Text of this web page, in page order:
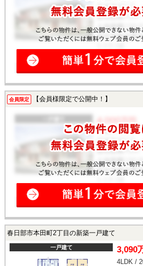
会員限定 【会員様限定で公開中！】
春日部市本田町2丁目の新築一戸建て
一戸建て 3,090
4LDK /